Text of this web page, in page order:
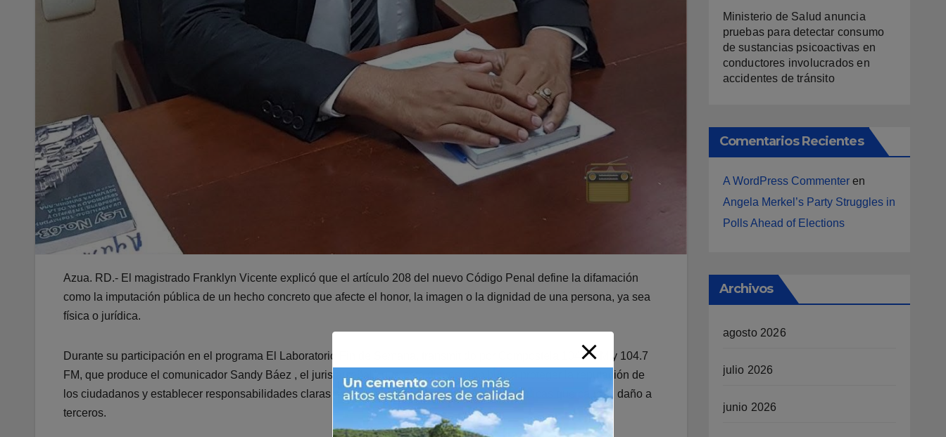
Azua. RD.- El magistrado Franklyn Vicente explicó que el artículo 208 del nuevo Código Penal define la difamación
como la imputación pública de un hecho concreto que afecte el honor, la imagen o la dignidad de una persona, ya sea
física o jurídica.
Durante su participación en el programa El Laboratorio Fin de Semana, transmitido por Compostela 104.3 FM y 104.7
FM, que produce el comunicador Sandy Báez , el jurista señaló que esta disposición busca proteger la reputación de
los ciudadanos y establecer responsabilidades claras para quienes realicen acusaciones públicas que causen daño a
terceros.
Ministerio de Salud anuncia
pruebas para detectar consumo
de sustancias psicoactivas en
conductores involucrados en
accidentes de tránsito
Comentarios Recientes
A WordPress Commenteren
Angela Merkel’s Party Struggles in
Polls Ahead of Elections
Archivos
agosto 2026
julio 2026
junio 2026